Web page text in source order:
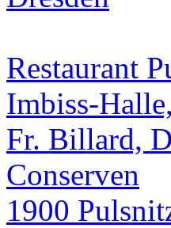
Restaurant
Imbiss-
Fr. Billard,
Conserven
1900